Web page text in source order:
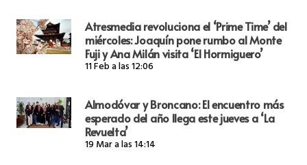
Atresmedia revoluciona el ‘Prime Time’ del
miércoles: Joaquín pone rumbo al Monte
Fuji y Ana Milán visita ‘El Hormiguero’
11 Feb a las 12:06
Almodóvar y Broncano: El encuentro más
esperado del año llega este jueves a ‘La
Revuelta’
19 Mar a las 14:14